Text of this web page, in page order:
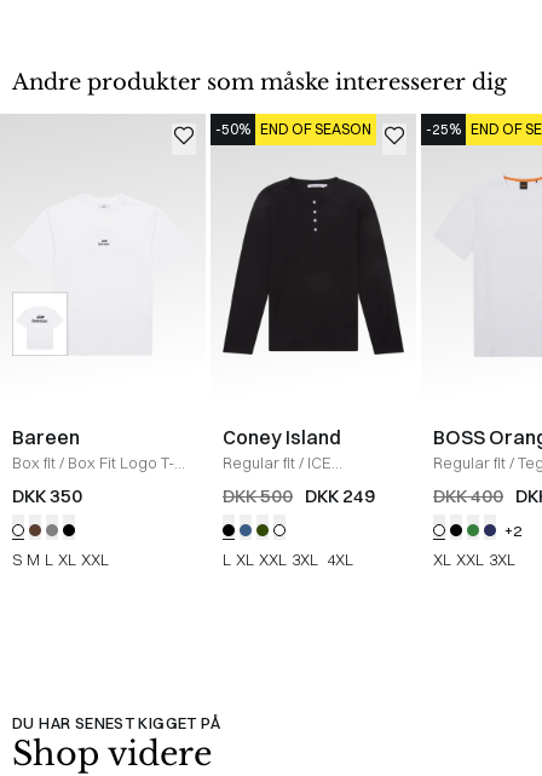
Andre produkter som måske interesserer dig
Bareen
Box fit/ Box Fit Logo T-
shirt /WHITE
DKK 350
S M L XL XXL
-50% END OF SEASON
Coney Island
Regular fit/ ICE
Sweatshirt
/BLACK
DKK 500 DKK 249
L XL XXL 3XL 4XL
-25% END OF
BOSS
Regular fit/
Shirt
HVID
DKK 400
+2
XL XXL 3XL
DU HAR SENEST KIGGET PÅ
Shop videre